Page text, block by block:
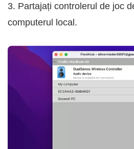
3. Partajați controlerul de joc
computerul local.